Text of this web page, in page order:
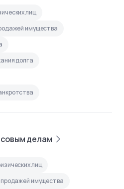
лиц
имущества
долга
делам
лиц
имущества